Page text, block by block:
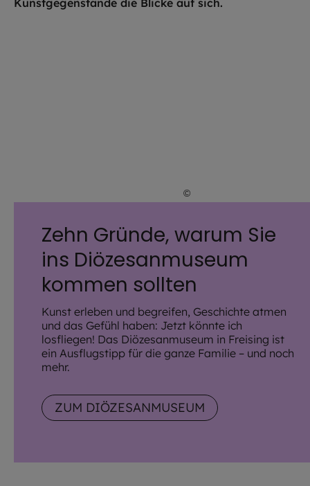
©
Zehn Gründe, warum Sie
ins Diözesanmuseum
kommen sollten
Kunst erleben und begreifen, Geschichte atmen
und das Gefühl haben: Jetzt könnte ich
losfliegen! Das Diözesanmuseum in Freising ist
ein Ausflugstipp für die ganze Familie – und noch
mehr.
ZUM DIÖZESANMUSEUM